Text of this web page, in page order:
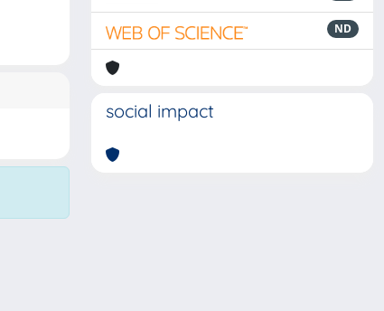
ND
social impact